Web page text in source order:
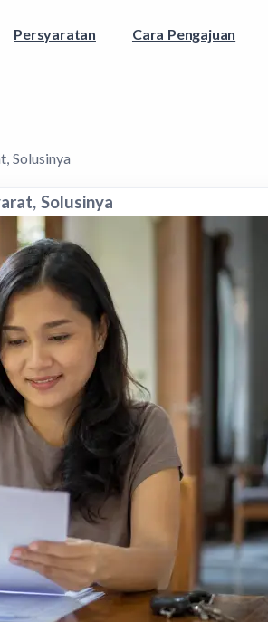
Persyaratan Cara Pengajuan
Solusinya
Solusinya